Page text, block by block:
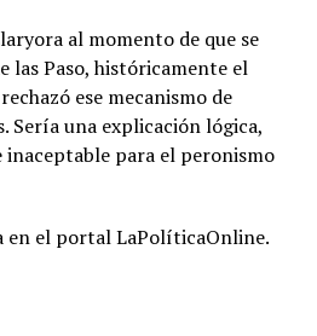
al momento de que se
las Paso, históricamente el
ese mecanismo de
Sería una explicación lógica,
para el peronismo
en el portal LaPolíticaOnline.